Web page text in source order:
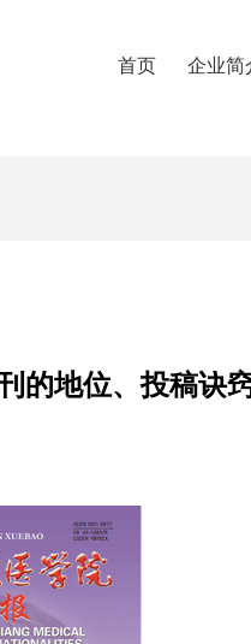
首页 企业简
的地位、投稿诀